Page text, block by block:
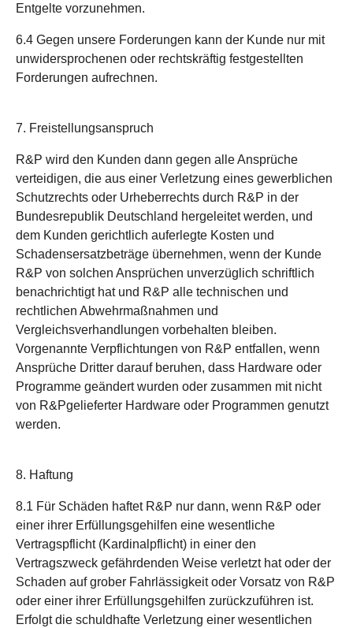
Entgelte vorzunehmen.
6.4 Gegen unsere Forderungen kann der Kunde nur mit
unwidersprochenen oder rechtskräftig festgestellten
Forderungen aufrechnen.
7. Freistellungsanspruch
R&P wird den Kunden dann gegen alle Ansprüche
verteidigen, die aus einer Verletzung eines gewerblichen
Schutzrechts oder Urheberrechts durch R&P in der
Bundesrepublik Deutschland hergeleitet werden, und
dem Kunden gerichtlich auferlegte Kosten und
Schadensersatzbeträge übernehmen, wenn der Kunde
R&P von solchen Ansprüchen unverzüglich schriftlich
benachrichtigt hat und R&P alle technischen und
rechtlichen Abwehrmaßnahmen und
Vergleichsverhandlungen vorbehalten bleiben.
Vorgenannte Verpflichtungen von R&P entfallen, wenn
Ansprüche Dritter darauf beruhen, dass Hardware oder
Programme geändert wurden oder zusammen mit nicht
von R&Pgelieferter Hardware oder Programmen genutzt
werden.
8. Haftung
8.1 Für Schäden haftet R&P nur dann, wenn R&P oder
einer ihrer Erfüllungsgehilfen eine wesentliche
Vertragspflicht (Kardinalpflicht) in einer den
Vertragszweck gefährdenden Weise verletzt hat oder der
Schaden auf grober Fahrlässigkeit oder Vorsatz von R&P
oder einer ihrer Erfüllungsgehilfen zurückzuführen ist.
Erfolgt die schuldhafte Verletzung einer wesentlichen